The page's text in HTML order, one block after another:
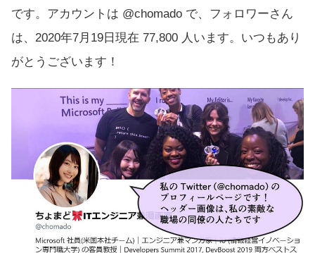
です。アカウントは @chomado で、フォロワーさん
は、2020年7月19日現在 77,800 人います。いつもあり
がとうございます！